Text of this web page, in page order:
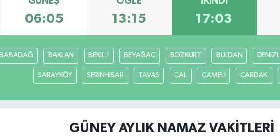
06:05 13:15 17:03
BABADAĞ BAKLAN BEKİLLİ BEYAĞAÇ BOZKURT BULDAN DENİZLİ
SARAYKÖY SERİNHİSAR TAVAS ÇAL ÇAMELİ ÇARDAK
GÜNEY AYLIK NAMAZ VAKITLERI